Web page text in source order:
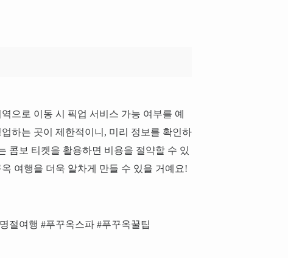
으로 이동 시 픽업 서비스 가능 여부를 예
하는 곳이 제한적이니, 미리 정보를 확인하
콤보 티켓을 활용하면 비용을 절약할 수 있
여행을 더욱 알차게 만들 수 있을 거예요!
절여행 #푸꾸옥스파 #푸꾸옥꿀팁